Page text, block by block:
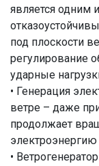
является одним
под плоскости
регулирование
ударные
• Генерация
ветре – даже
продолжает
•